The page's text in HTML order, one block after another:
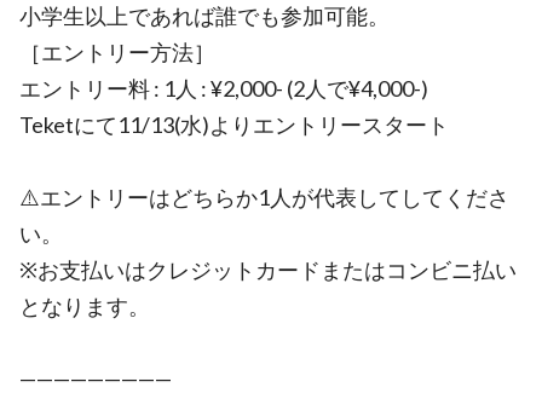
小学生以上であれば誰でも参加可能。
［エントリー方法］
エントリー料 : 1人 : ¥2,000- (2人で¥4,000-)
Teketにて11/13(水)よりエントリースタート
⚠️エントリーはどちらか1人が代表してしてくださ
い。
※お支払いはクレジットカードまたはコンビニ払い
となります。
—————————